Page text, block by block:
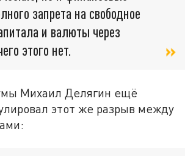
запрета на свободное
и валюты через
этого нет.
Михаил Делягин ещё
этот же разрыв между